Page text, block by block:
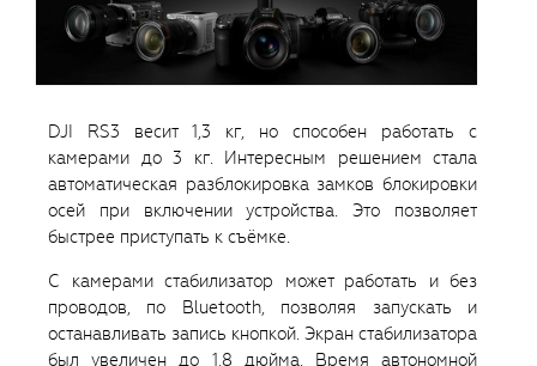
DJI RS3 весит 1,3 кг, но способен работать с
камерами до 3 кг. Интересным решением стала
автоматическая разблокировка замков блокировки
осей при включении устройства. Это позволяет
быстрее приступать к съёмке.
С камерами стабилизатор может работать и без
проводов, по Bluetooth, позволяя запускать и
останавливать запись кнопкой. Экран стабилизатора
был увеличен до 1,8 дюйма. Время автономной